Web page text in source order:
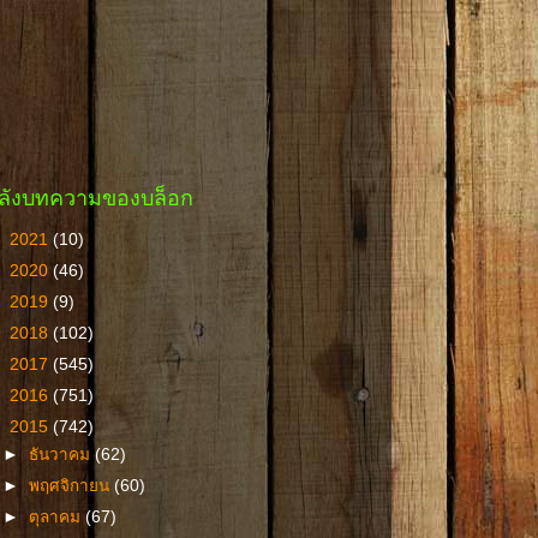
งบทความของบล็อก
2021 (10)
2020 (46)
2019 (9)
2018 (102)
2017 (545)
2016 (751)
2015 (742)
► ธันวาคม(62)
►พฤศจิกายน(60)
► ตุลาคม(67)